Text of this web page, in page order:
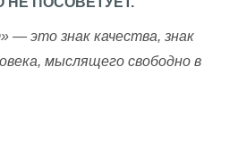
— это знак качества, знак
мыслящего свободно в